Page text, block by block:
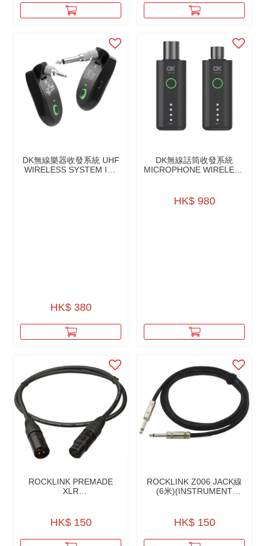
長度：27cm（含頭）
DK無線樂器收發系統 UHF
WIRELESS SYSTEM IW-
HK$ 380
DK無線話筒收發系統
MICROPHONE WIRELESS
HK$ 980
ROCKLINK PREMADE
XLR
HK$ 150
ROCKLINK Z006 JACK線
(6米)(INSTRUMENT
HK$ 150